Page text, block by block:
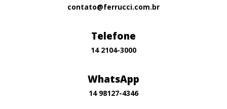
contato@ferrucci.com.br
Telefone
14 2104-3000
WhatsApp
14 98127-4346